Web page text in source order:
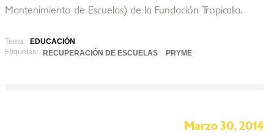
Mantenimiento de Escuelas) de la Fundación Tropicalia.
Tema:
EDUCACIÓN
Etiquetas:
RECUPERACIÓN DE ESCUELAS PRYME
Marzo 30, 2014